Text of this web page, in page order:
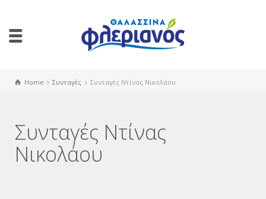
Home Συνταγές Συνταγές Ντίνας Νικολάου
Συνταγές Ντίνας
Νικολάου